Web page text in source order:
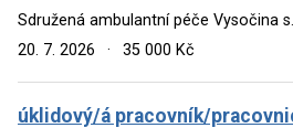
Sdružená ambulantní péče Vysočina
20. 7. 2026
· 35 000 Kč
úklidový/á pracovník/